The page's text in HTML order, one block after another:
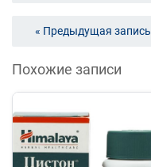
« Предыдущая запись
Похожие записи